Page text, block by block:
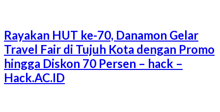
Rayakan HUT ke-70, Danamon Gelar
Travel Fair di Tujuh Kota dengan Promo
hingga Diskon 70 Persen – hack –
Hack.AC.ID